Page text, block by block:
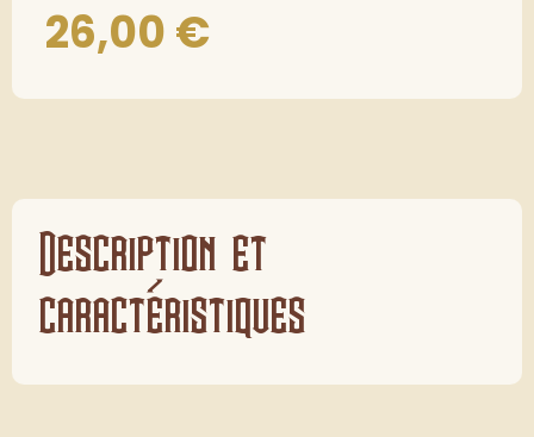
26,00€
Description et
caractéristiques